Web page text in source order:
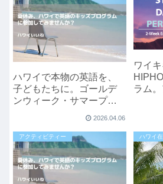
ハワイで本物の英語を、
子どもたちに。ゴールデ
ンウィーク・サマープロ
2026.04.06
ワイ
ラム
アクティビティー ハワイ